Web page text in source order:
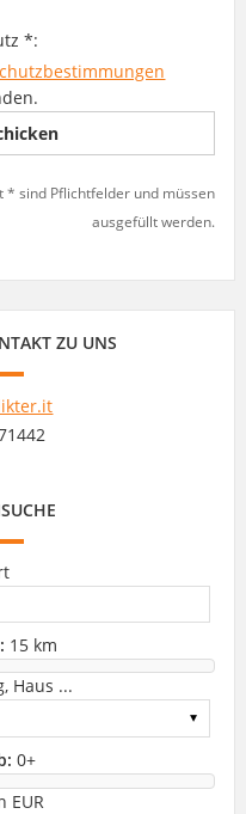
*:
* sind Pflichtfelder und müssen
ausgefüllt werden.
ZU UNS
15 km
Haus ...
0+
EUR